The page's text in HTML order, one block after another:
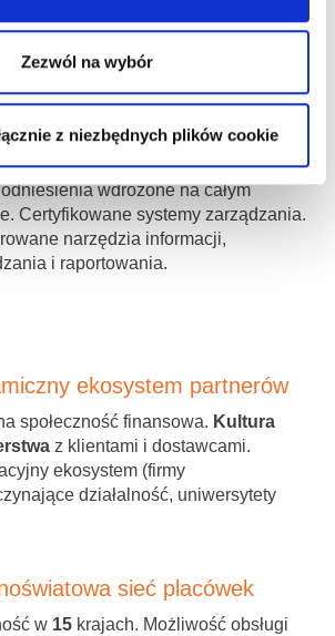
Zezwól na wybór
z niezbędnych plików cookie
ukształtowana z myślą
wdrożone na całym
Certyfikowane systemy zarządzania.
narzędzia informacji,
i raportowania.
ekosystem partnerów
społeczność finansowa. Kultura
z klientami i dostawcami.
ekosystem (firmy
działalność, uniwersytety
sieć placówek
w 15 krajach. Możliwość obsługi